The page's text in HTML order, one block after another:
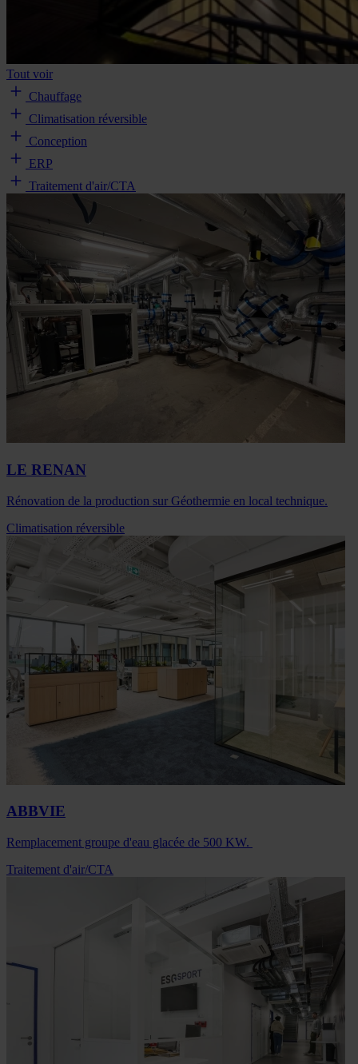
Tout voir
Chauffage
Climatisation réversible
Conception
ERP
Traitement d'air/CTA
LE RENAN
Rénovation de la production sur Géothermie en local technique.
Climatisation réversible
ABBVIE
Remplacement groupe d'eau glacée de 500 KW.
Traitement d'air/CTA